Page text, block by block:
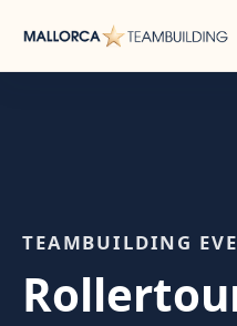
Inhalt
springen
TEAMBUILDING